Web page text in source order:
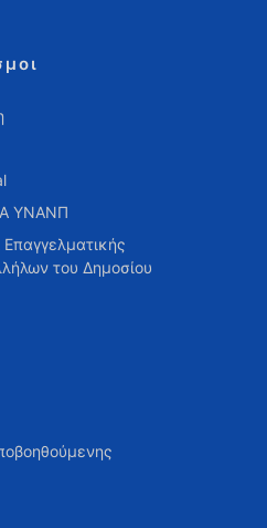
ΥΝΑΝΠ
του Δημοσίου